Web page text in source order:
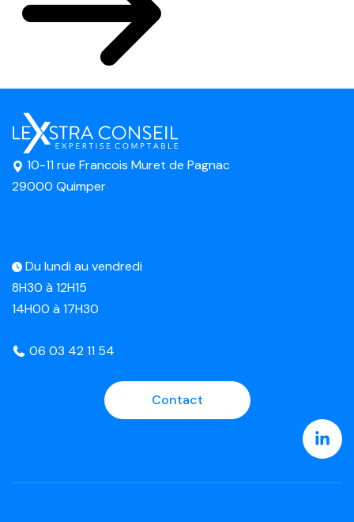
10-11 rue Francois Muret de Pagnac
29000 Quimper
Du lundi au vendredi
8H30 à 12H15
14H00 à 17H30
06 03 42 11 54
Contact